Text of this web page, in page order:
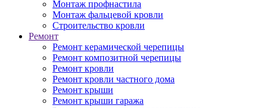
Монтаж профнастила
Монтаж фальцевой кровли
Строительство кровли
Ремонт
Ремонт керамической черепицы
Ремонт композитной черепицы
Ремонт кровли
Ремонт кровли частного дома
Ремонт крыши
Ремонт крыши гаража